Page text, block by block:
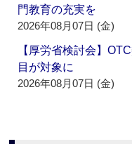
門教育の充実を
2026年08月07日 (金)
【厚労省検討会】
目が対象に
2026年08月07日 (金)